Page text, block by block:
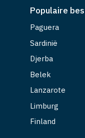
Populaire
Paguera
Sardinië
Djerba
Belek
Lanzarote
Limburg
Finland